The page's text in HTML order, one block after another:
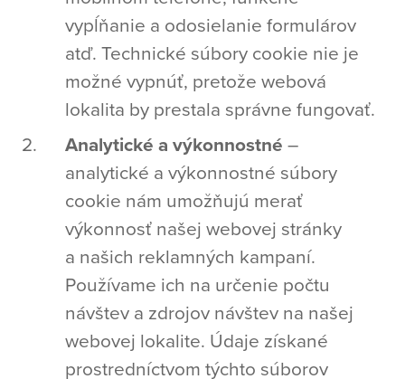
vypĺňanie a odosielanie formulárov
atď. Technické súbory cookie nie je
možné vypnúť, pretože webová
lokalita by prestala správne fungovať.
Analytické a výkonnostné –
analytické a výkonnostné súbory
cookie nám umožňujú merať
výkonnosť našej webovej stránky
a našich reklamných kampaní.
Používame ich na určenie počtu
návštev a zdrojov návštev na našej
webovej lokalite. Údaje získané
prostredníctvom týchto súborov